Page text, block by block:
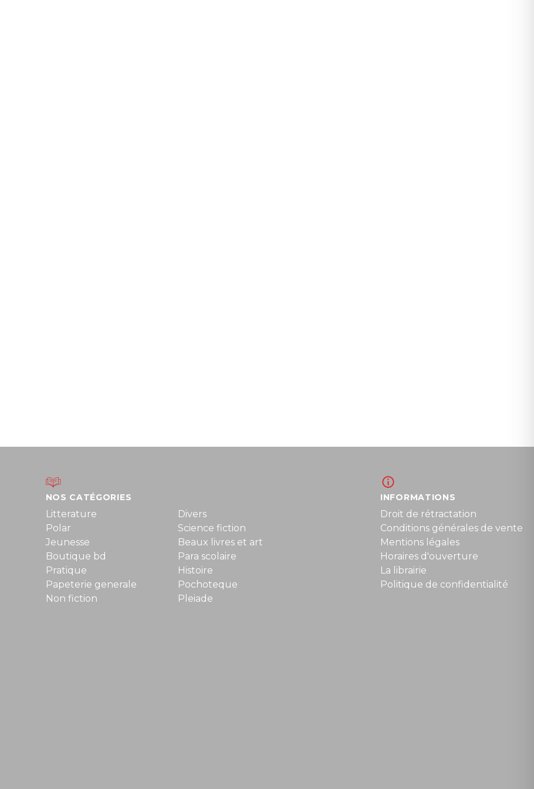
NOS CATÉGORIES
Litterature
Polar
Jeunesse
Boutique bd
Pratique
Papeterie generale
Non fiction
Divers
Science fiction
Beaux livres et art
Para scolaire
Histoire
Pochoteque
Pleiade
INFORMATIONS
Droit de rétractation
Conditions générales de vente
Mentions légales
Horaires d'ouverture
La librairie
Politique de confidentialité